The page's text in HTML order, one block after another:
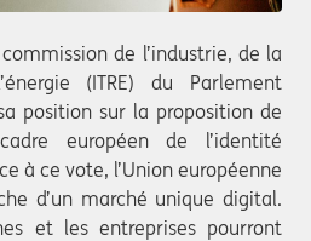
de l’industrie, de la
(ITRE) du Parlement
position sur la proposition de
européen de l’identité
à ce vote, l’Union européenne
d’un marché unique digital.
et les entreprises pourront